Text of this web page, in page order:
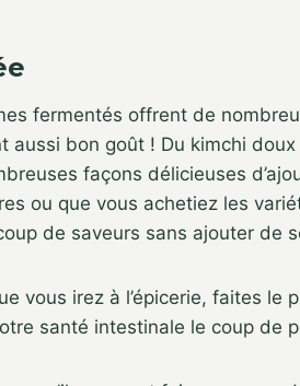
fermentés offrent de
aussi bon goût ! Du kimchi
façons délicieuses
ou que vous achetiez les
de saveurs sans ajouter de
vous irez à l’épicerie, faites le
santé intestinale le coup de